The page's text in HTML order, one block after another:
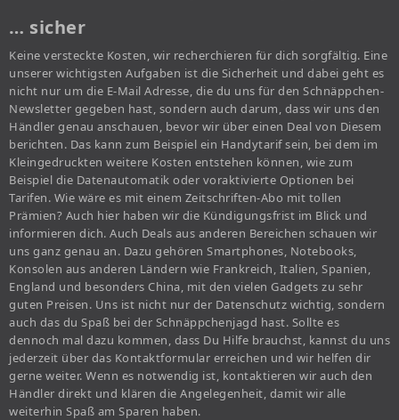
… sicher
Keine versteckte Kosten, wir recherchieren für dich sorgfältig. Eine
unserer wichtigsten Aufgaben ist die Sicherheit und dabei geht es
nicht nur um die E-Mail Adresse, die du uns für den Schnäppchen-
Newsletter gegeben hast, sondern auch darum, dass wir uns den
Händler genau anschauen, bevor wir über einen Deal von Diesem
berichten. Das kann zum Beispiel ein Handytarif sein, bei dem im
Kleingedruckten weitere Kosten entstehen können, wie zum
Beispiel die Datenautomatik oder voraktivierte Optionen bei
Tarifen. Wie wäre es mit einem Zeitschriften-Abo mit tollen
Prämien? Auch hier haben wir die Kündigungsfrist im Blick und
informieren dich. Auch Deals aus anderen Bereichen schauen wir
uns ganz genau an. Dazu gehören Smartphones, Notebooks,
Konsolen aus anderen Ländern wie Frankreich, Italien, Spanien,
England und besonders China, mit den vielen Gadgets zu sehr
guten Preisen. Uns ist nicht nur der Datenschutz wichtig, sondern
auch das du Spaß bei der Schnäppchenjagd hast. Sollte es
dennoch mal dazu kommen, dass Du Hilfe brauchst, kannst du uns
jederzeit über das Kontaktformular erreichen und wir helfen dir
gerne weiter. Wenn es notwendig ist, kontaktieren wir auch den
Händler direkt und klären die Angelegenheit, damit wir alle
weiterhin Spaß am Sparen haben.